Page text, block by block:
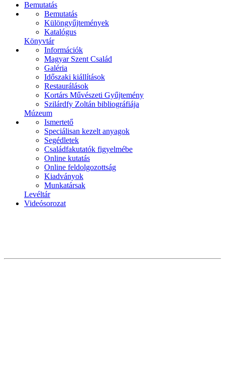
Bemutatás
Bemutatás
Különgyűjtemények
Katalógus
Könyvtár
Információk
Magyar Szent Család
Galéria
Időszaki kiállítások
Restaurálások
Kortárs Művészeti Gyűjtemény
Szilárdfy Zoltán bibliográfiája
Múzeum
Ismertető
Speciálisan kezelt anyagok
Segédletek
Családfakutatók figyelmébe
Online kutatás
Online feldolgozottság
Kiadványok
Munkatársak
Levéltár
Videósorozat